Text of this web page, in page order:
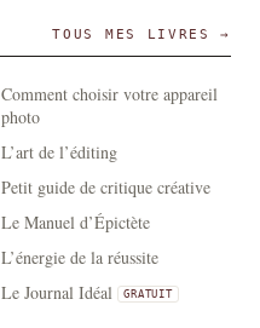
TOUS MES LIVRES →
Comment choisir votre appareil
photo
L’art de l’éditing
Petit guide de critique créative
Le Manuel d’Épictète
L’énergie de la réussite
Le Journal Idéal
GRATUIT